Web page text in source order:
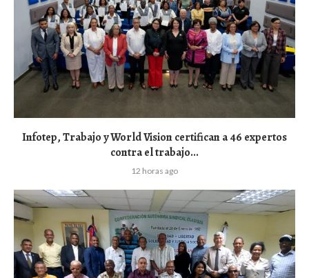
Infotep, Trabajo y World Vision certifican a 46 expertos
contra el trabajo...
12 horas ago